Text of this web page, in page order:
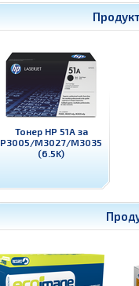
Тонер HP 51A за
P3005/M3027/M3035
(6.5K)